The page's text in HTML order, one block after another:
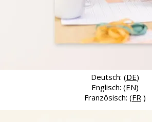
Deutsch: (DE)
Englisch: (EN)
Französisch: (FR )